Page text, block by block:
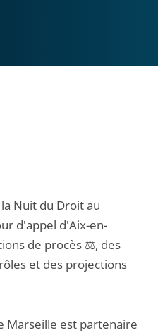
Nuit du Droit au
d'appel d'Aix-en-
de procès ⚖️, des
et des projections
Marseille est partenaire